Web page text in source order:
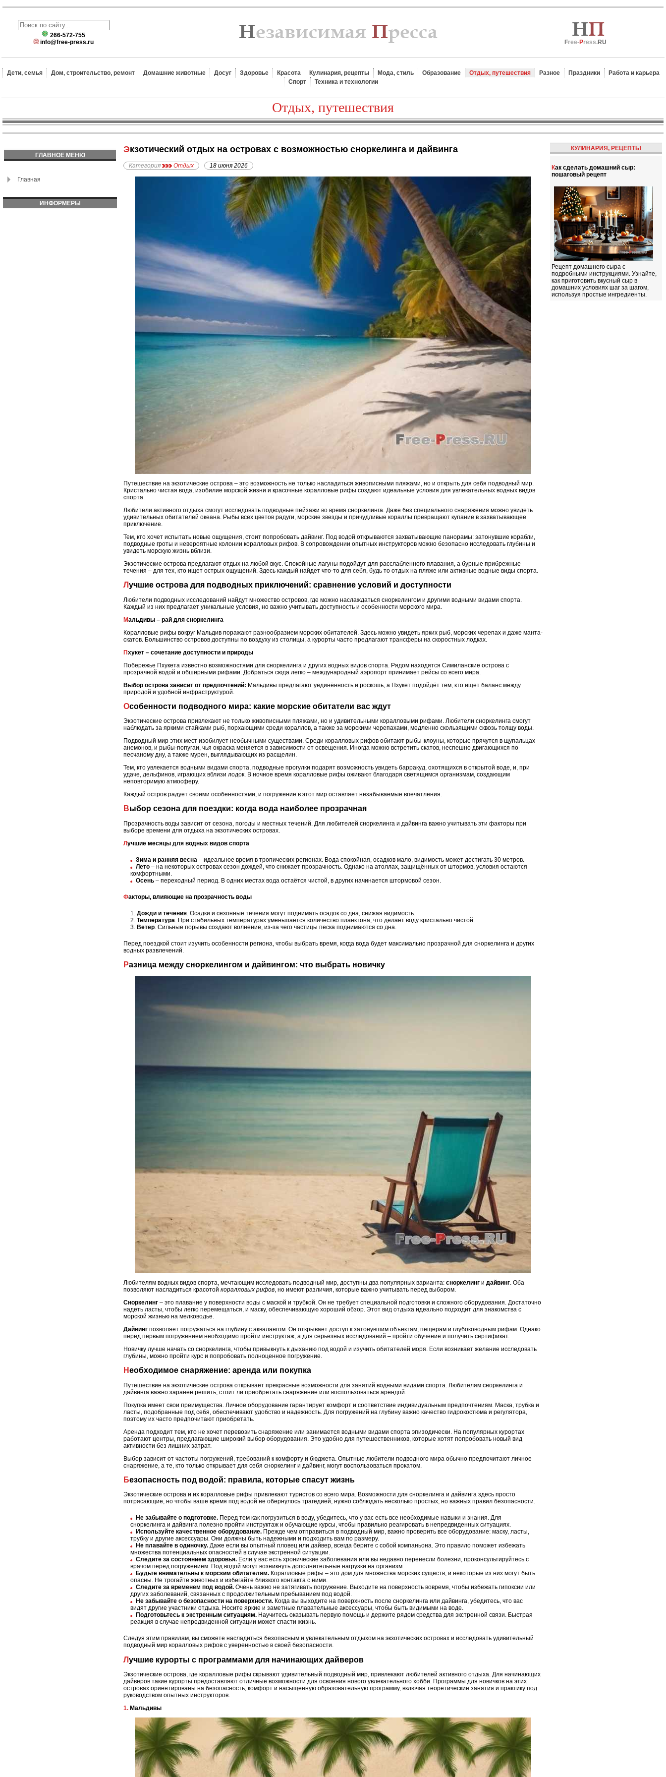
266-572-755
info@free-press.ru
Free-Press.RU
Дети, семья Дом, строительство, ремонт Домашние животные Досуг Здоровье Красота Кулинария, рецепты Мода, стиль Образование Отдых, путешествия Разное Праздники
Работа и карьера
Спорт
Техника и технологии
Отдых, путешествия
ГЛАВНОЕ МЕНЮ
Главная
ИНФОРМЕРЫ
Экзотический отдых на островах с возможностью сноркелинга и дайвинга
Категория Отдых 18 июня 2026
Путешествие на экзотические острова – это возможность не только насладиться живописными пляжами, но и открыть для себя подводный мир.
Кристально чистая вода, изобилие морской жизни и красочные коралловые рифы создают идеальные условия для увлекательных водных видов
спорта.
Любители активного отдыха смогут исследовать подводные пейзажи во время сноркелинга. Даже без специального снаряжения можно увидеть
удивительных обитателей океана. Рыбы всех цветов радуги, морские звезды и причудливые кораллы превращают купание в захватывающее
приключение.
Тем, кто хочет испытать новые ощущения, стоит попробовать дайвинг. Под водой открываются захватывающие панорамы: затонувшие корабли,
подводные гроты и невероятные колонии коралловых рифов. В сопровождении опытных инструкторов можно безопасно исследовать глубины и
увидеть морскую жизнь вблизи.
Экзотические острова предлагают отдых на любой вкус. Спокойные лагуны подойдут для расслабленного плавания, а бурные прибрежные
течения – для тех, кто ищет острых ощущений. Здесь каждый найдет что-то для себя, будь то отдых на пляже или активные водные виды спорта.
Лучшие острова для подводных приключений: сравнение условий и доступности
Любители подводных исследований найдут множество островов, где можно наслаждаться сноркелингом и другими водными видами спорта.
Каждый из них предлагает уникальные условия, но важно учитывать доступность и особенности морского мира.
Мальдивы – рай для сноркелинга
Коралловые рифы вокруг Мальдив поражают разнообразием морских обитателей. Здесь можно увидеть ярких рыб, морских черепах и даже манта-
скатов. Большинство островов доступны по воздуху из столицы, а курорты часто предлагают трансферы на скоростных лодках.
Пхукет – сочетание доступности и природы
Побережье Пхукета известно возможностями для сноркелинга и других водных видов спорта. Рядом находятся Симиланские острова с
прозрачной водой и обширными рифами. Добраться сюда легко – международный аэропорт принимает рейсы со всего мира.
Выбор острова зависит от предпочтений: Мальдивы предлагают уединённость и роскошь, а Пхукет подойдёт тем, кто ищет баланс между
природой и удобной инфраструктурой.
Особенности подводного мира: какие морские обитатели вас ждут
Экзотические острова привлекают не только живописными пляжами, но и удивительными коралловыми рифами. Любители сноркелинга смогут
наблюдать за яркими стайками рыб, порхающими среди кораллов, а также за морскими черепахами, медленно скользящими сквозь толщу воды.
Подводный мир этих мест изобилует необычными существами. Среди коралловых рифов обитают рыбы-клоуны, которые прячутся в щупальцах
анемонов, и рыбы-попугаи, чья окраска меняется в зависимости от освещения. Иногда можно встретить скатов, неспешно двигающихся по
песчаному дну, а также мурен, выглядывающих из расщелин.
Тем, кто увлекается водными видами спорта, подводные прогулки подарят возможность увидеть барракуд, охотящихся в открытой воде, и, при
удаче, дельфинов, играющих вблизи лодок. В ночное время коралловые рифы оживают благодаря светящимся организмам, создающим
неповторимую атмосферу.
Каждый остров радует своими особенностями, и погружение в этот мир оставляет незабываемые впечатления.
Выбор сезона для поездки: когда вода наиболее прозрачная
Прозрачность воды зависит от сезона, погоды и местных течений. Для любителей сноркелинга и дайвинга важно учитывать эти факторы при
выборе времени для отдыха на экзотических островах.
Лучшие месяцы для водных видов спорта
Зима и ранняя весна – идеальное время в тропических регионах. Вода спокойная, осадков мало, видимость может достигать 30 метров.
Лето – на некоторых островах сезон дождей, что снижает прозрачность. Однако на атоллах, защищённых от штормов, условия остаются
комфортными.
Осень – переходный период. В одних местах вода остаётся чистой, в других начинается штормовой сезон.
Факторы, влияющие на прозрачность воды
Дожди и течения . Осадки и сезонные течения могут поднимать осадок со дна, снижая видимость.
Температура . При стабильных температурах уменьшается количество планктона, что делает воду кристально чистой.
Ветер . Сильные порывы создают волнение, из-за чего частицы песка поднимаются со дна.
Перед поездкой стоит изучить особенности региона, чтобы выбрать время, когда вода будет максимально прозрачной для сноркелинга и других
водных развлечений.
Разница между сноркелингом и дайвингом: что выбрать новичку
Любителям водных видов спорта, мечтающим исследовать подводный мир, доступны два популярных варианта: сноркелинг и дайвинг. Оба
позволяют насладиться красотой коралловых рифов, но имеют различия, которые важно учитывать перед выбором.
Сноркелинг – это плавание у поверхности воды с маской и трубкой. Он не требует специальной подготовки и сложного оборудования. Достаточно
надеть ласты, чтобы легко перемещаться, и маску, обеспечивающую хороший обзор. Этот вид отдыха идеально подходит для знакомства с
морской жизнью на мелководье.
Дайвинг позволяет погружаться на глубину с аквалангом. Он открывает доступ к затонувшим объектам, пещерам и глубоководным рифам. Однако
перед первым погружением необходимо пройти инструктаж, а для серьезных исследований – пройти обучение и получить сертификат.
Новичку лучше начать со сноркелинга, чтобы привыкнуть к дыханию под водой и изучить обитателей моря. Если возникает желание исследовать
глубины, можно пройти курс и попробовать полноценное погружение.
Необходимое снаряжение: аренда или покупка
Путешествие на экзотические острова открывает прекрасные возможности для занятий водными видами спорта. Любителям сноркелинга и
дайвинга важно заранее решить, стоит ли приобретать снаряжение или воспользоваться арендой.
Покупка имеет свои преимущества. Личное оборудование гарантирует комфорт и соответствие индивидуальным предпочтениям. Маска, трубка и
ласты, подобранные под себя, обеспечивают удобство и надежность. Для погружений на глубину важно качество гидрокостюма и регулятора,
поэтому их часто предпочитают приобретать.
Аренда подходит тем, кто не хочет перевозить снаряжение или занимается водными видами спорта эпизодически. На популярных курортах
работают центры, предлагающие широкий выбор оборудования. Это удобно для путешественников, которые хотят попробовать новый вид
активности без лишних затрат.
Выбор зависит от частоты погружений, требований к комфорту и бюджета. Опытные любители подводного мира обычно предпочитают личное
снаряжение, а те, кто только открывает для себя сноркелинг и дайвинг, могут воспользоваться прокатом.
Безопасность под водой: правила, которые спасут жизнь
Экзотические острова и их коралловые рифы привлекают туристов со всего мира. Возможности для сноркелинга и дайвинга здесь просто
потрясающие, но чтобы ваше время под водой не обернулось трагедией, нужно соблюдать несколько простых, но важных правил безопасности.
Не забывайте о подготовке. Перед тем как погрузиться в воду, убедитесь, что у вас есть все необходимые навыки и знания. Для
сноркелинга и дайвинга полезно пройти инструктаж и обучающие курсы, чтобы правильно реагировать в непредвиденных ситуациях.
Используйте качественное оборудование. Прежде чем отправиться в подводный мир, важно проверить все оборудование: маску, ласты,
трубку и другие аксессуары. Они должны быть надежными и подходить вам по размеру.
Не плавайте в одиночку. Даже если вы опытный пловец или дайвер, всегда берите с собой компаньона. Это правило поможет избежать
множества потенциальных опасностей в случае экстренной ситуации.
Следите за состоянием здоровья. Если у вас есть хронические заболевания или вы недавно перенесли болезни, проконсультируйтесь с
врачом перед погружением. Под водой могут возникнуть дополнительные нагрузки на организм.
Будьте внимательны к морским обитателям. Коралловые рифы – это дом для множества морских существ, и некоторые из них могут быть
опасны. Не трогайте животных и избегайте близкого контакта с ними.
Следите за временем под водой. Очень важно не затягивать погружение. Выходите на поверхность вовремя, чтобы избежать гипоксии или
других заболеваний, связанных с продолжительным пребыванием под водой.
Не забывайте о безопасности на поверхности. Когда вы выходите на поверхность после сноркелинга или дайвинга, убедитесь, что вас
видят другие участники отдыха. Носите яркие и заметные плавательные аксессуары, чтобы быть видимыми на воде.
Подготовьтесь к экстренным ситуациям. Научитесь оказывать первую помощь и держите рядом средства для экстренной связи. Быстрая
реакция в случае непредвиденной ситуации может спасти жизнь.
Следуя этим правилам, вы сможете насладиться безопасным и увлекательным отдыхом на экзотических островах и исследовать удивительный
подводный мир коралловых рифов с уверенностью в своей безопасности.
Лучшие курорты с программами для начинающих дайверов
Экзотические острова, где коралловые рифы скрывают удивительный подводный мир, привлекают любителей активного отдыха. Для начинающих
дайверов такие курорты предоставляют отличные возможности для освоения нового увлекательного хобби. Программы для новичков на этих
островах ориентированы на безопасность, комфорт и насыщенную образовательную программу, включая теоретические занятия и практику под
руководством опытных инструкторов.
1. Мальдивы
КУЛИНАРИЯ, РЕЦЕПТЫ
Как сделать домашний сыр:
пошаговый рецепт
Рецепт домашнего сыра с
подробными инструкциями. Узнайте,
как приготовить вкусный сыр в
домашних условиях шаг за шагом,
используя простые ингредиенты.